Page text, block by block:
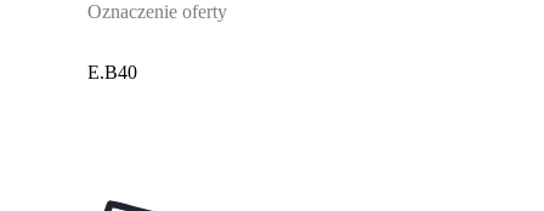
Oznaczenie oferty
E.B40